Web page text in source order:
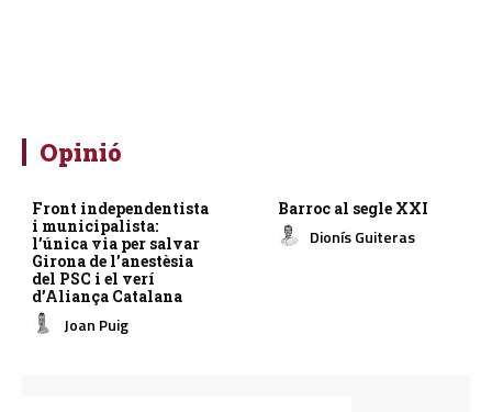
Opinió
Front independentista
i municipalista:
l’única via per salvar
Girona de l’anestèsia
del PSC i el verí
d’Aliança Catalana
Joan Puig
Barroc al segle XXI
Dionís Guiteras